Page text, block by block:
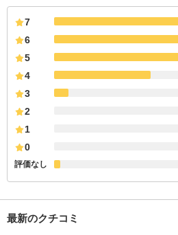
7
6
5
4
3
2
1
0
評価なし
最新のクチコミ